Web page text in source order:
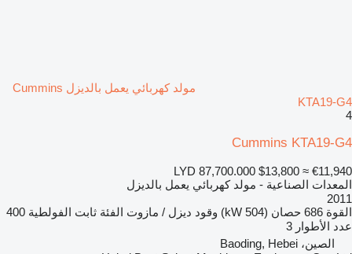
مولد كهربائي يعمل بالديزل Cummins
KTA19-G4
4
Cummins KTA19-G4
LYD 87,700.000 $13,800 ≈ €11,940
المعدات الصناعية - مولد كهربائي يعمل بالديزل
2011
القوة 686 حصان (504 kW) وقود ديزل / مازوت الفئة ثابت الفولطية 400
عدد الأطوار 3
الصين، Baoding, Hebei